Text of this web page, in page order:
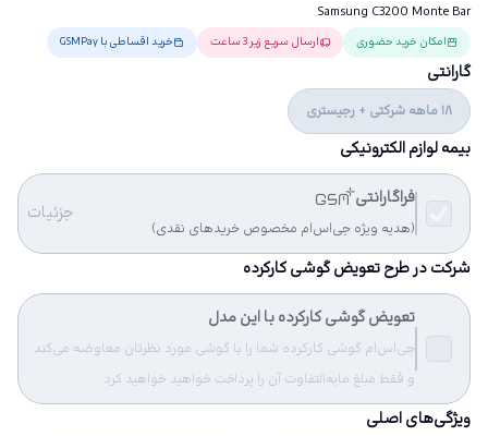
Samsung C3200 Monte Bar
امکان خرید حضوری ارسال سریع زیر 3 ساعت خرید اقساطی با GSMPay
گارانتی
18 ماهه شرکتی + رجیستری
بیمه لوازم الکترونیکی
فراگارانتی
(هدیه ویژه جی‌اس‌ام مخصوص خریدهای نقدی)
جزئیات
شرکت در طرح تعویض گوشی کارکرده
تعویض گوشی کارکرده با این مدل
جی‌اس‌ام گوشی کارکرده شما را با گوشی مورد نظرتان معاوضه می‌کند
و فقط مبلغ مابه‌التفاوت آن را پرداخت خواهید خواهید کرد.
ویژگی‌های اصلی